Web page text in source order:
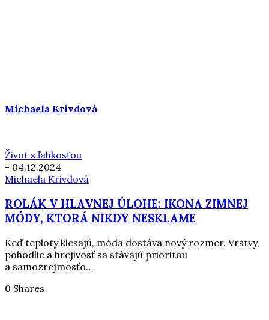
Michaela Krivdová
Život s ľahkosťou
- 04.12.2024
Michaela Krivdová
ROLÁK V HLAVNEJ ÚLOHE: IKONA ZIMNEJ
MÓDY, KTORÁ NIKDY NESKLAME
Keď teploty klesajú, móda dostáva nový rozmer. Vrstvy,
pohodlie a hrejivosť sa stávajú prioritou
a samozrejmosťo…
0 Shares